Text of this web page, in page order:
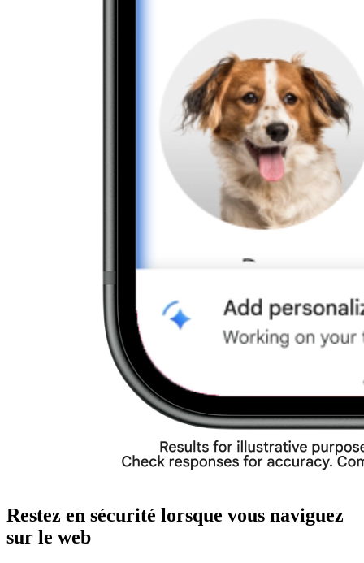
Restez en sécurité lorsque vous naviguez
sur le web